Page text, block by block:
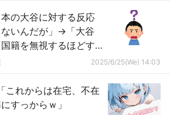
の大谷に対する反応
いんだが」→「大谷
籍を無視するほどす
大谷はリスペクトし2025/6/25(We) 14:03
これからは在宅、不在
すっからｗ」